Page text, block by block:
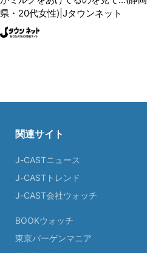
県・20代女性)|Jタウンネット
関連サイト
J-CASTニュース
J-CASTトレンド
J-CAST会社ウォッチ
BOOKウォッチ
東京バーゲンマニア